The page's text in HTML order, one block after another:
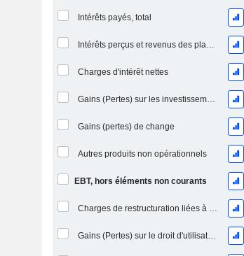
Intérêts payés, total
Intérêts perçus et revenus des placements
Charges d'intérêt nettes
Gains (Pertes) sur les investissements en actions
Gains (pertes) de change
Autres produits non opérationnels
EBT, hors éléments non courants
Charges de restructuration liées à l’intégration d’une nouvelle activité (Fusions, Acquisitions)
Gains (Pertes) sur le droit d'utilisation d'actifs